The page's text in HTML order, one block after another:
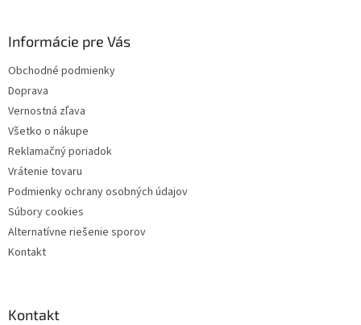
u
Informácie pre Vás
Obchodné podmienky
Doprava
Vernostná zľava
Všetko o nákupe
Reklamačný poriadok
Vrátenie tovaru
Podmienky ochrany osobných údajov
Súbory cookies
Alternatívne riešenie sporov
Kontakt
Kontakt